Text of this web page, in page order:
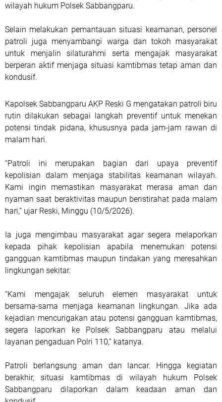
wilayah hukum Polsek Sabbangparu.
Selain melakukan pemantauan situasi keamanan, personel
patroli juga menyambangi warga dan tokoh masyarakat
untuk menjalin silaturahmi serta mengajak masyarakat
berperan aktif menjaga situasi kamtibmas tetap aman dan
kondusif.
Kapolsek Sabbangparu AKP Reski G mengatakan patroli biru
rutin dilakukan sebagai langkah preventif untuk menekan
potensi tindak pidana, khususnya pada jam-jam rawan di
malam hari.
“Patroli ini merupakan bagian dari upaya preventif
kepolisian dalam menjaga stabilitas keamanan wilayah.
Kami ingin memastikan masyarakat merasa aman dan
nyaman saat beraktivitas maupun beristirahat pada malam
hari,” ujar Reski, Minggu (10/5/2026).
Ia juga mengimbau masyarakat agar segera melaporkan
kepada pihak kepolisian apabila menemukan potensi
gangguan kamtibmas maupun tindakan yang meresahkan
lingkungan sekitar.
“Kami mengajak seluruh elemen masyarakat untuk
bersama-sama menjaga keamanan lingkungan. Jika ada
kejadian mencurigakan atau potensi gangguan kamtibmas,
segera laporkan ke Polsek Sabbangparu atau melalui
layanan pengaduan Polri 110,” katanya.
Patroli berlangsung aman dan lancar. Hingga kegiatan
berakhir, situasi kamtibmas di wilayah hukum Polsek
Sabbangparu dilaporkan dalam keadaan aman dan